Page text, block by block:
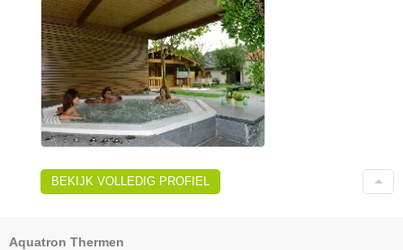
BEKIJK VOLLEDIG PROFIEL
Aquatron Thermen